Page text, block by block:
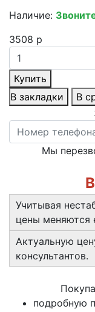
Наличие:
3508 р
Купить
В закладки
В
Мы
Учитывая
цены меняются
Актуальную
консультантов.
подробную